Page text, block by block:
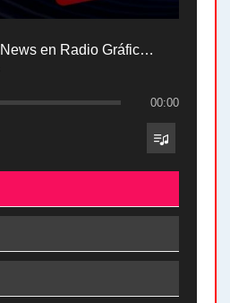
El Bucle News en Radio Gráfica. Bloque 2 . 28.04.24
00:00
El Bucle News en Radio Gráfica. Bloque 2 . 28.04.24 - Jorge Gres
El Bucle News en Radio Gráfica. Bloque 1 . 28.04.24 - Jorge Gres
El Bucle News en Radio Gráfica. Bloque 2 . 21.04.24 - Jorge Gres